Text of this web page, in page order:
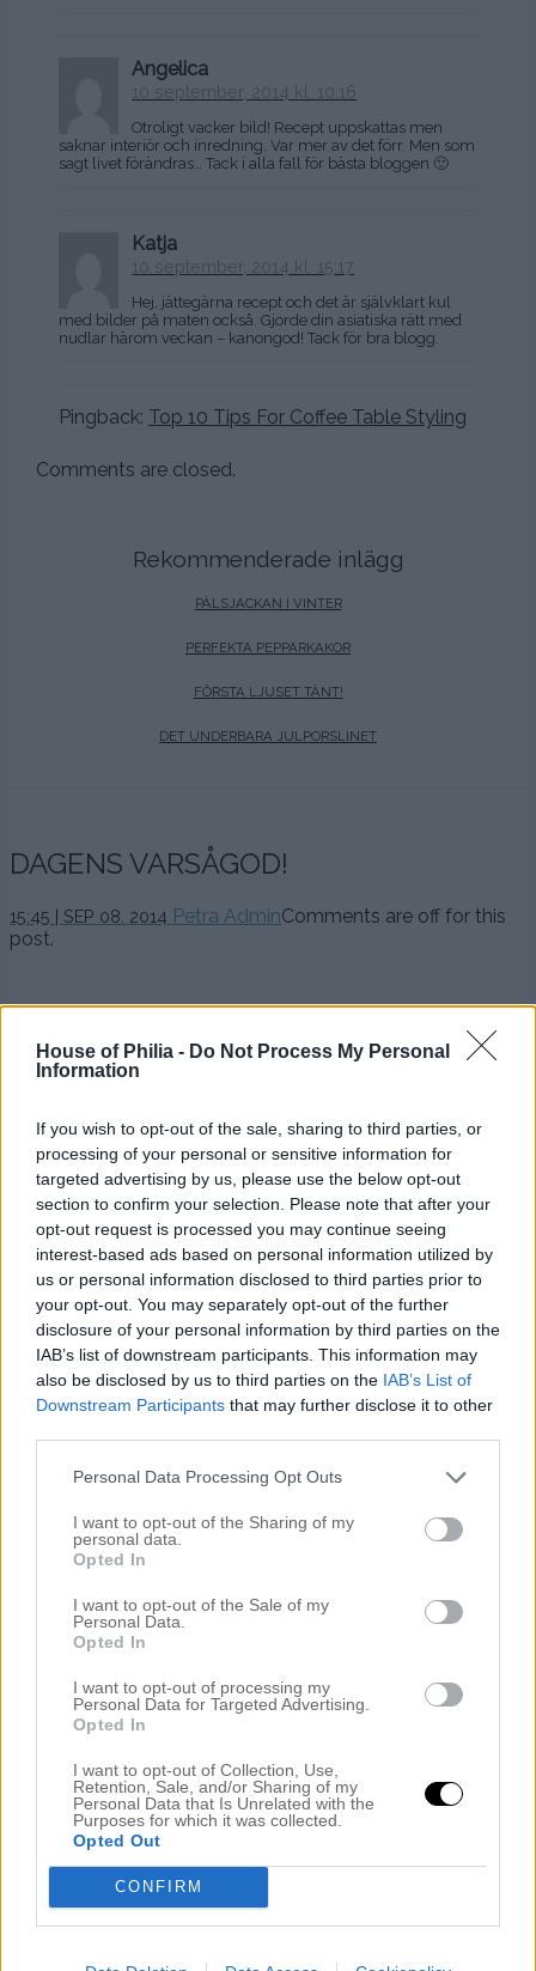
House of Philia - Do Not Process My Personal
Information
If you wish to opt-out of the sale, sharing to third parties, or
processing of your personal or sensitive information for
targeted advertising by us, please use the below opt-out
section to confirm your selection. Please note that after your
opt-out request is processed you may continue seeing
interest-based ads based on personal information utilized by
us or personal information disclosed to third parties prior to
your opt-out. You may separately opt-out of the further
disclosure of your personal information by third parties on the
IAB’s list of downstream participants. This information may
also be disclosed by us to third parties on the IAB’s List of
Downstream Participants that may further disclose it to other
Personal Data Processing Opt Outs
I want to opt-out of the Sharing of my
personal data.
Opted In
I want to opt-out of the Sale of my
Personal Data.
Opted In
I want to opt-out of processing my
Personal Data for Targeted Advertising.
Opted In
I want to opt-out of Collection, Use,
Retention, Sale, and/or Sharing of my
Personal Data that Is Unrelated with the
Purposes for which it was collected.
Opted Out
CONFIRM
Angelica
10 september, 2014 kl. 10:16
Otroligt vacker bild! Recept uppskattas men
saknar interiör och inredning. Var mer av det förr. Men som
sagt livet förändras… Tack i alla fall för bästa bloggen 🙂
Katja
10 september, 2014 kl. 15:17
Hej, jättegärna recept och det är självklart kul
med bilder på maten också. Gjorde din asiatiska rätt med
nudlar härom veckan – kanongod! Tack för bra blogg.
Pingback: Top 10 Tips For Coffee Table Styling
Comments are closed.
Rekommenderade inlägg
PÄLSJACKAN I VINTER
PERFEKTA PEPPARKAKOR
FÖRSTA LJUSET TÄNT!
DET UNDERBARA JULPORSLINET
DAGENS VARSÅGOD!
15:45 | SEP 08. 2014 Petra AdminComments are off for this
post.
.
.
.
Så här ser jag ut idag och så här ser jag gärna ut ”hösten
2014″… Kjol och blus och till det lös kofta och till det ett
par sneakers på fötterna. Ska shoppa ett par till sådana
tror jag, så jag har några att välja på för sneakers är typ sko
nummer uno denna höst och jippie för det toksköna
skomodet:)
.
.
Så kanske några vill veta var ”dagens” är inhandlad och
då kan jag berätta att kjolen är en gammal By Malene
Model, tunikan är från Second Female och långkoftan från
Just Femalebåda Isa Couture.
.
.
Todeloooo nya vecka!